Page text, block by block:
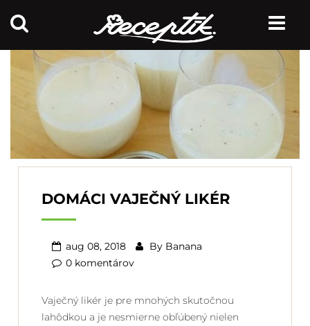
DOMÁCI VAJEČNÝ LIKÉR
aug 08, 2018 By Banana
0 komentárov
Vaječný likér je pre mnohých skutočnou
lahôdkou a je nesmierne obľúbený nielen